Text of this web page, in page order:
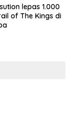
lepas 1.000
of The Kings di